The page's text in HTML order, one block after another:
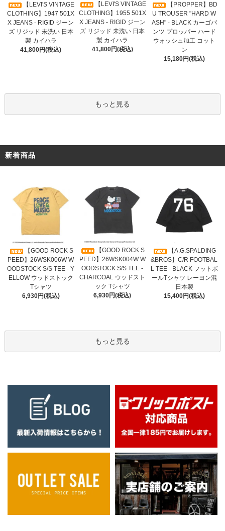
【LEVI'S VINTAGE
CLOTHING】1947 501X
X JEANS - RIGID ジーン
ズ リジッド 未洗い 日本
製 カイハラ
41,800円(税込)
【LEVI'S VINTAGE
CLOTHING】1955 501X
X JEANS - RIGID ジーン
ズ リジッド 未洗い 日本
製 カイハラ
41,800円(税込)
【PROPPER】BD
U TROUSER "HARD W
ASH" - BLACK カーゴパ
ンツ プロッパー ハード
ウォッシュ加工 コット
ン
15,180円(税込)
もっと見る
新着商品
【GOOD ROCK S
PEED】26WSK006W W
OODSTOCK S/S TEE - Y
ELLOW ウッドストック
Tシャツ
6,930円(税込)
【GOOD ROCK S
PEED】26WSK004W W
OODSTOCK S/S TEE -
CHARCOAL ウッドスト
ック Tシャツ
6,930円(税込)
【A.G.SPALDING
&BROS】C/R FOOTBAL
L TEE - BLACK フットボ
ールTシャツ レーヨン混
日本製
15,400円(税込)
もっと見る